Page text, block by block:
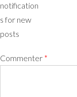
notification
s for new
posts
Commenter *